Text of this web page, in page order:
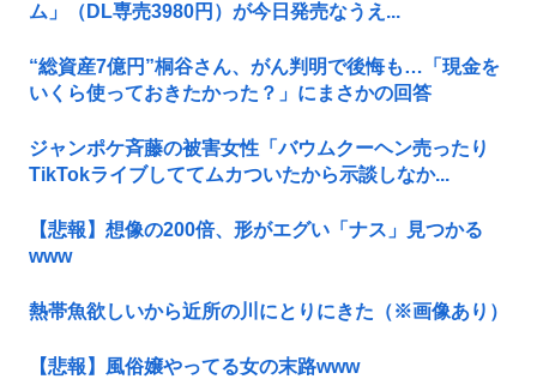
ム」（DL専売3980円）が今日発売なうえ...
“総資産7億円”桐谷さん、がん判明で後悔も…「現金を
いくら使っておきたかった？」にまさかの回答
ジャンポケ斉藤の被害女性「バウムクーヘン売ったり
TikTokライブしててムカついたから示談しなか...
【悲報】想像の200倍、形がエグい「ナス」見つかる
www
熱帯魚欲しいから近所の川にとりにきた（※画像あり）
【悲報】風俗嬢やってる女の末路www